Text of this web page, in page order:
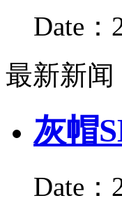
Date：
最新新闻
灰帽
Date：